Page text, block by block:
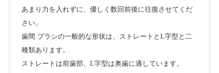
あまり力を入れずに、優しく数回前後に往復させてくだ
さい。
歯間 ブラシの一般的な形状は、ストレートとL字型と二
種類あります。
ストレートは前歯部、L字型は奥歯に適しています。